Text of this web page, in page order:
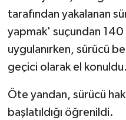
tarafından yakalanan
yapmak' suçundan 140
uygulanırken, sürücü
geçici olarak el konuldu.
Öte yandan, sürücü
başlatıldığı öğrenildi.
KÜLTÜR SANAT
MAGAZİN
POLİTİKA